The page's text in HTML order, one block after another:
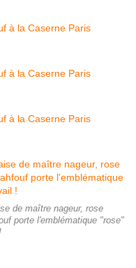
de maître nageur, rose
porte l'emblématique "rose"